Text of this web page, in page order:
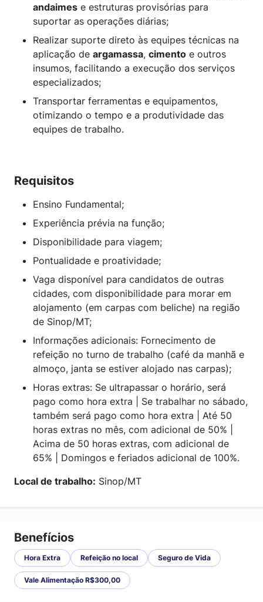
andaimes e estruturas provisórias para
suportar as operações diárias;
Realizar suporte direto às equipes técnicas na
aplicação de argamassa, cimento e outros
insumos, facilitando a execução dos serviços
especializados;
Transportar ferramentas e equipamentos,
otimizando o tempo e a produtividade das
equipes de trabalho.
Requisitos
Ensino Fundamental;
Experiência prévia na função;
Disponibilidade para viagem;
Pontualidade e proatividade;
Vaga disponível para candidatos de outras
cidades, com disponibilidade para morar em
alojamento (em carpas com beliche) na região
de Sinop/MT;
Informações adicionais: Fornecimento de
refeição no turno de trabalho (café da manhã e
almoço, janta se estiver alojado nas carpas);
Horas extras: Se ultrapassar o horário, será
pago como hora extra | Se trabalhar no sábado,
também será pago como hora extra | Até 50
horas extras no mês, com adicional de 50% |
Acima de 50 horas extras, com adicional de
65% | Domingos e feriados adicional de 100%.
Local de trabalho: Sinop/MT
Benefícios
Hora Extra Refeição no local Seguro de Vida
Vale Alimentação R$300,00